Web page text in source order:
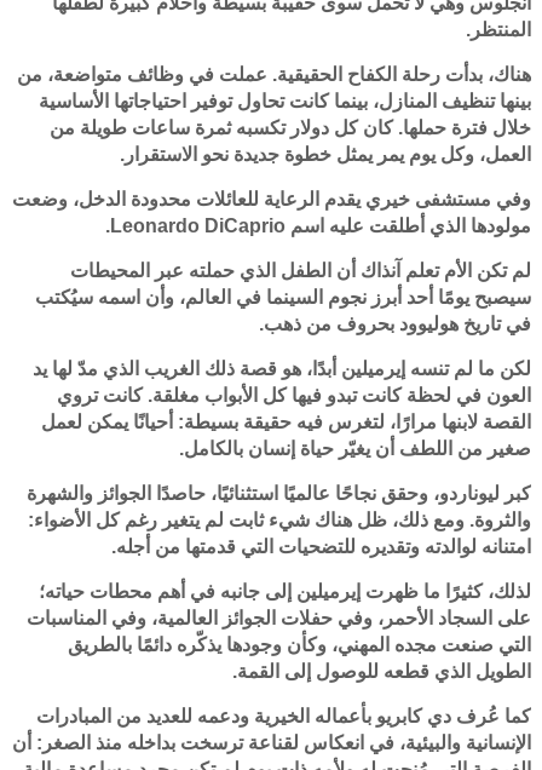
المنتظر.
هناك، بدأت رحلة الكفاح الحقيقية. عملت في وظائف متواضعة، من
بينها تنظيف المنازل، بينما كانت تحاول توفير احتياجاتها الأساسية
خلال فترة حملها. كان كل دولار تكسبه ثمرة ساعات طويلة من
العمل، وكل يوم يمر يمثل خطوة جديدة نحو الاستقرار.
وفي مستشفى خيري يقدم الرعاية للعائلات محدودة الدخل، وضعت
مولودها الذي أطلقت عليه اسم Leonardo DiCaprio.
لم تكن الأم تعلم آنذاك أن الطفل الذي حملته عبر المحيطات
سيصبح يومًا أحد أبرز نجوم السينما في العالم، وأن اسمه سيُكتب
في تاريخ هوليوود بحروف من ذهب.
لكن ما لم تنسه إيرميلين أبدًا، هو قصة ذلك الغريب الذي مدّ لها يد
العون في لحظة كانت تبدو فيها كل الأبواب مغلقة. كانت تروي
القصة لابنها مرارًا، لتغرس فيه حقيقة بسيطة: أحيانًا يمكن لعمل
صغير من اللطف أن يغيّر حياة إنسان بالكامل.
كبر ليوناردو، وحقق نجاحًا عالميًا استثنائيًا، حاصدًا الجوائز والشهرة
والثروة. ومع ذلك، ظل هناك شيء ثابت لم يتغير رغم كل الأضواء:
امتنانه لوالدته وتقديره للتضحيات التي قدمتها من أجله.
لذلك، كثيرًا ما ظهرت إيرميلين إلى جانبه في أهم محطات حياته؛
على السجاد الأحمر، وفي حفلات الجوائز العالمية، وفي المناسبات
التي صنعت مجده المهني، وكأن وجودها يذكّره دائمًا بالطريق
الطويل الذي قطعه للوصول إلى القمة.
كما عُرف دي كابريو بأعماله الخيرية ودعمه للعديد من المبادرات
الإنسانية والبيئية، في انعكاس لقناعة ترسخت بداخله منذ الصغر: أن